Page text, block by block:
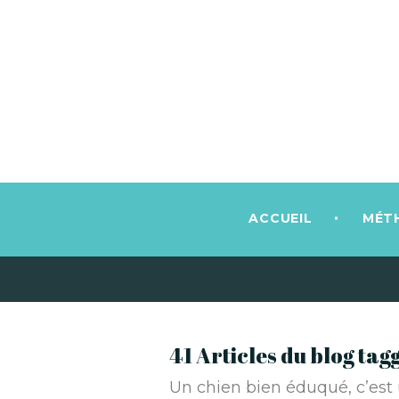
ACCUEIL
41 Articles du blog
Un chien bien éduqué,